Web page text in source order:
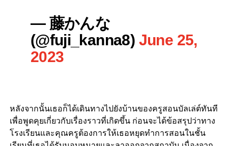
— 藤かんな
(@fuji_kanna8) June 25,
2023
หลังจากนั้นเธอก็ได้เดินทางไปยังบ้านของครูสอนบัลเล่ต์ทันที
เพื่อพูดคุยเกี่ยวกับเรื่องราวที่เกิดขึ้น ก่อนจะได้ข้อสรุปว่าทาง
โรงเรียนและคุณครูต้องการให้เธอหยุดทำการสอนในชั้น